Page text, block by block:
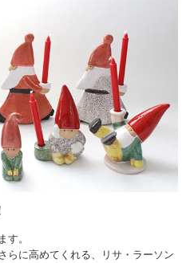
す。
らに高めてくれる、リサ・ラーソン